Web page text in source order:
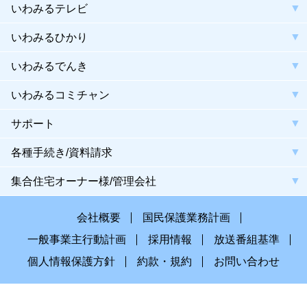
いわみるテレビ
いわみるひかり
いわみるでんき
いわみるコミチャン
サポート
各種手続き/資料請求
集合住宅オーナー様/管理会社
会社概要
国民保護業務計画
一般事業主行動計画
採用情報
放送番組基準
個人情報保護方針
約款・規約 お問い合わせ